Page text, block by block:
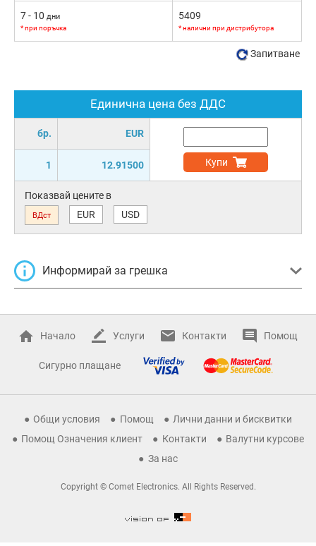
Единична цена без ДДС
бр. EUR
1 12.91500 Купи
Показвай цените в
ВДст EUR USD
Информирай за грешка
7 - 10 дни
* при поръчка
5409
* налични при дистрибутора
Запитване
Начало Услуги Контакти Помощ
Сигурно плащане
Общи условия Помощ
Лични данни и бисквитки
Помощ Означения клиент
Контакти
Валутни курсове
За нас
Copyright © Comet Electronics. All Rights Reserved.